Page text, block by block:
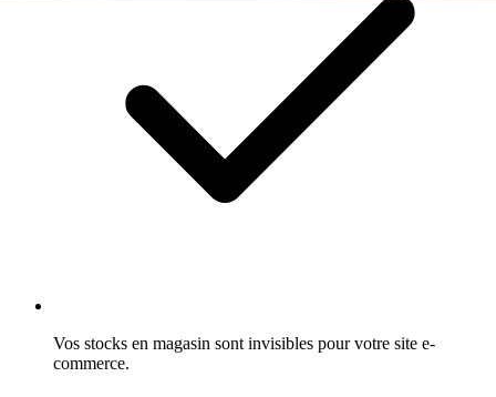
Vos stocks en magasin sont invisibles pour votre site e-
commerce.